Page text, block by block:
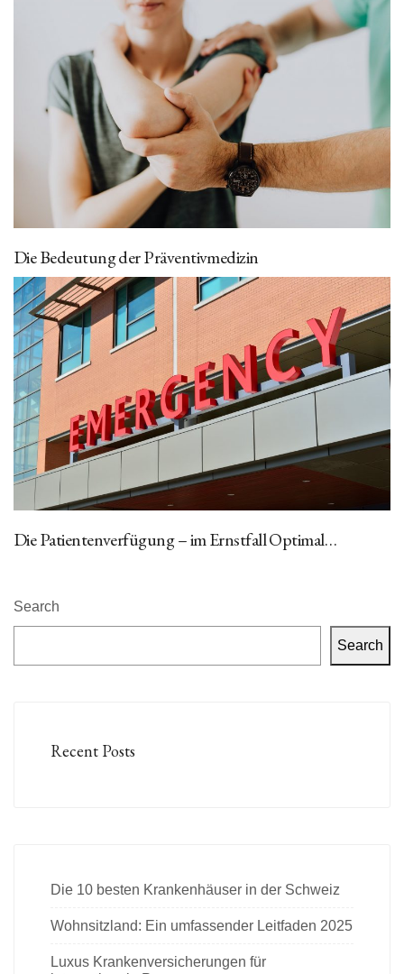
Die Bedeutung der Präventivmedizin
Die Patientenverfügung – im Ernstfall Optimal…
Search
Search
Recent Posts
Die 10 besten Krankenhäuser in der Schweiz
Wohnsitzland: Ein umfassender Leitfaden 2025
Luxus Krankenversicherungen für